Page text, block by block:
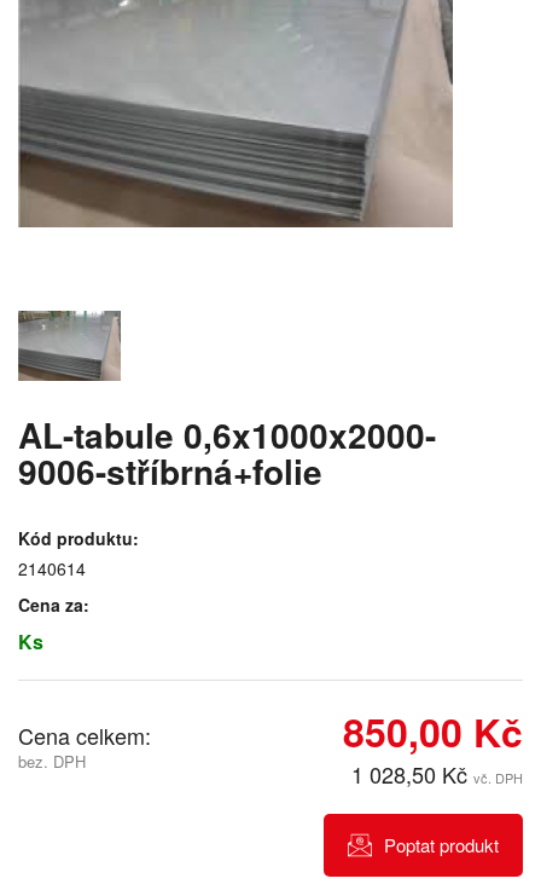
AL-tabule 0,6x1000x2000-
9006-stříbrná+folie
Kód produktu:
2140614
Cena za:
Ks
Cena celkem:
bez. DPH
850,00 Kč
1 028,50 Kč vč. DPH
Poptat produkt